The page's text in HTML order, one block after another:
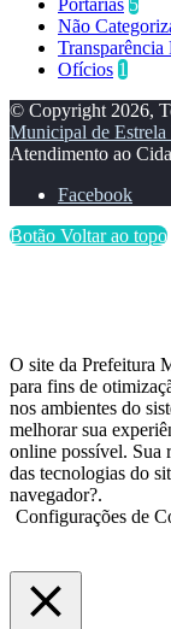
Portarias 5
Não
Transparência
Ofícios 1
© Copyright 2026,
Municipal de Estrela
Atendimento ao
Facebook
Botão Voltar ao topo
O site da Prefeitura
para fins de
nos ambientes do
melhorar sua
online possível. Sua
das tecnologias do
navegador?.
Configurações de